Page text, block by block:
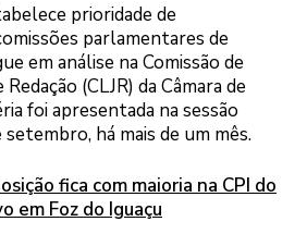
prioridade de
parlamentares de
em análise na Comissão de
(CLJR) da Câmara de
foi apresentada na sessão
há mais de um mês.
fica com maioria na CPI do
em Foz do Iguaçu